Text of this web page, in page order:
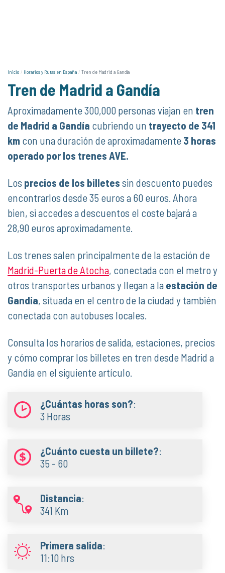
Inicio Horarios y Rutas en España Tren de Madrid a Gandía
Tren de Madrid a Gandía
Aproximadamente 300,000 personas viajan en tren
de Madrid a Gandía cubriendo un trayecto de 341
km con una duración de aproximadamente 3 horas
operado por los trenes AVE.
Los precios de los billetes sin descuento puedes
encontrarlos desde 35 euros a 60 euros. Ahora
bien, si accedes a descuentos el coste bajará a
28,90 euros aproximadamente.
Los trenes salen principalmente de la estación de
Madrid-Puerta de Atocha, conectada con el metro y
otros transportes urbanos y llegan a la estación de
Gandía, situada en el centro de la ciudad y también
conectada con autobuses locales.
Consulta los horarios de salida, estaciones, precios
y cómo comprar los billetes en tren desde Madrid a
Gandía en el siguiente artículo.
¿Cuántas horas son?:
3 Horas
¿Cuánto cuesta un billete?:
35 - 60
Distancia:
341 Km
Primera salida:
11:10 hrs